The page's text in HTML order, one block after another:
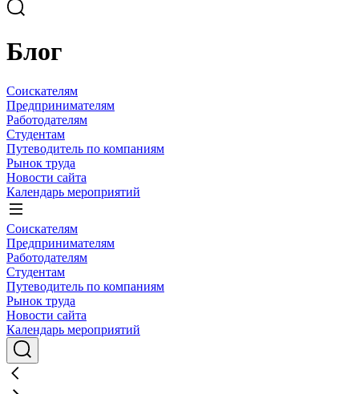
Блог
Соискателям
Предпринимателям
Работодателям
Студентам
Путеводитель по компаниям
Рынок труда
Новости сайта
Календарь мероприятий
Соискателям
Предпринимателям
Работодателям
Студентам
Путеводитель по компаниям
Рынок труда
Новости сайта
Календарь мероприятий